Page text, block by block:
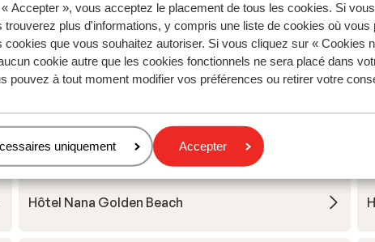
Accepter », vous acceptez le placement de tous les cookies. Si
trouverez plus d'informations, y compris une liste de cookies où vous
cookies que vous souhaitez autoriser. Si vous cliquez sur « Cookies
cookie autre que les cookies fonctionnels ne sera placé dans
pouvez à tout moment modifier vos préférences ou retirer votre
uniquement Accepter
Bio Beach Boutique Hôtel - Réservé aux adultes
Stella Island Resort & Spa - adults only
Hôtel Nana Golden Beach